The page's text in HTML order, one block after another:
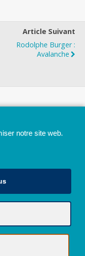
Article Suivant
Rodolphe Burger :
Avalanche
de Liège
JazzMania
vie privée
notre site web.